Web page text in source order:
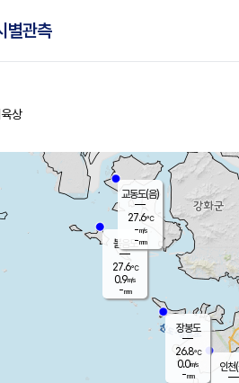
별관측
육상
볼음도
27.6℃
0.9m/s
-mm
장봉도
26.8℃
0.0m/s
-mm
인천
교동도(음)
27.6℃
-m/s
-mm